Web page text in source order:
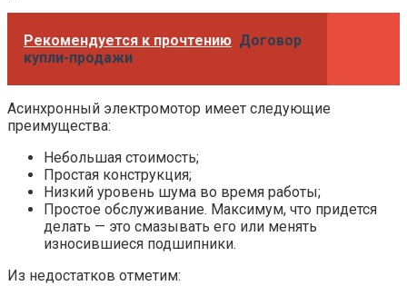
Рекомендуется к прочтению Договор
купли-продажи
Асинхронный электромотор имеет следующие
преимущества:
Небольшая стоимость;
Простая конструкция;
Низкий уровень шума во время работы;
Простое обслуживание. Максимум, что придется
делать — это смазывать его или менять
износившиеся подшипники.
Из недостатков отметим: